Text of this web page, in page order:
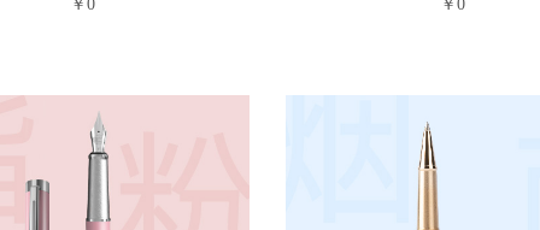
￥0 ￥0